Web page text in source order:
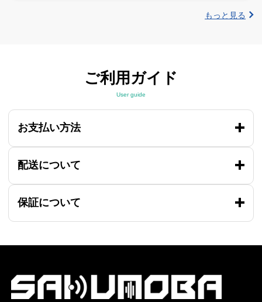
もっと見る
ご利用ガイド
User guide
お支払い方法
配送について
保証について